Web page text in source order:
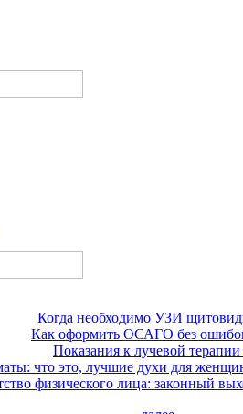
Когда необходимо УЗИ
Как оформить ОСАГО без
Показания к лучевой
что это, лучшие духи для
физического лица: законный